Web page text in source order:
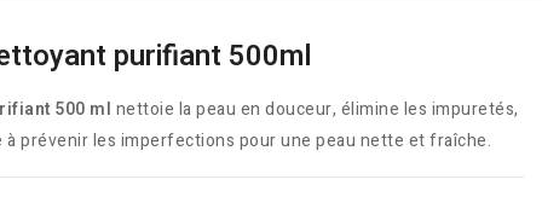
purifiant 500ml
500 ml nettoie la peau en douceur, élimine les impuretés,
à prévenir les imperfections pour une peau nette et fraîche.